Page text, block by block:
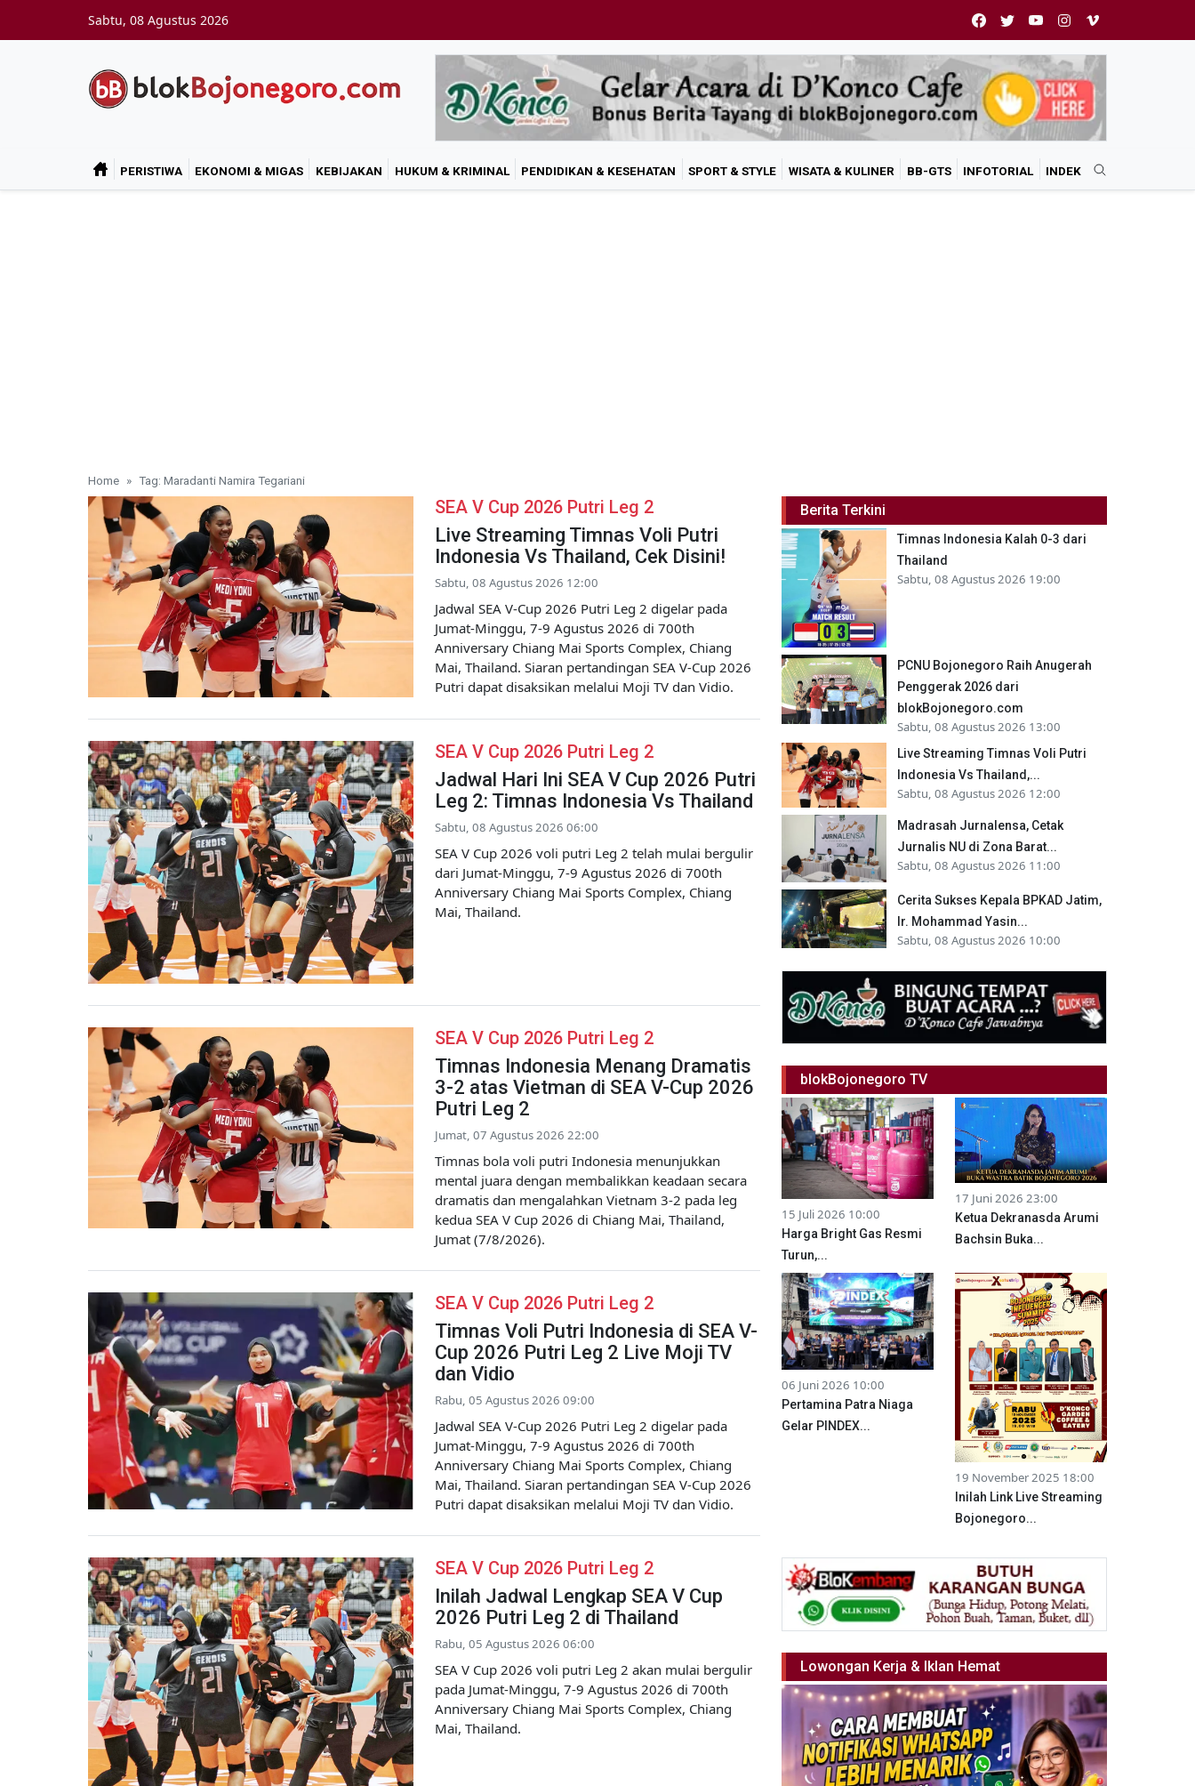
Sabtu, 08 Agustus 2026
PERISTIWA EKONOMI & MIGAS KEBIJAKAN HUKUM & KRIMINAL PENDIDIKAN & KESEHATAN SPORT & STYLE WISATA & KULINER BB-GTS INFOTORIAL INDEK
Home Tag: Maradanti Namira Tegariani
SEA V Cup 2026 Putri Leg 2
Live Streaming Timnas Voli Putri
Indonesia Vs Thailand, Cek Disini!
Sabtu, 08 Agustus 2026 12:00
Jadwal SEA V-Cup 2026 Putri Leg 2 digelar pada
Jumat-Minggu, 7-9 Agustus 2026 di 700th
Anniversary Chiang Mai Sports Complex, Chiang
Mai, Thailand. Siaran pertandingan SEA V-Cup 2026
Putri dapat disaksikan melalui Moji TV dan Vidio.
SEA V Cup 2026 Putri Leg 2
Jadwal Hari Ini SEA V Cup 2026 Putri
Leg 2: Timnas Indonesia Vs Thailand
Sabtu, 08 Agustus 2026 06:00
SEA V Cup 2026 voli putri Leg 2 telah mulai bergulir
dari Jumat-Minggu, 7-9 Agustus 2026 di 700th
Anniversary Chiang Mai Sports Complex, Chiang
Mai, Thailand.
SEA V Cup 2026 Putri Leg 2
Timnas Indonesia Menang Dramatis
3-2 atas Vietman di SEA V-Cup 2026
Putri Leg 2
Jumat, 07 Agustus 2026 22:00
Timnas bola voli putri Indonesia menunjukkan
mental juara dengan membalikkan keadaan secara
dramatis dan mengalahkan Vietnam 3-2 pada leg
kedua SEA V Cup 2026 di Chiang Mai, Thailand,
Jumat (7/8/2026).
SEA V Cup 2026 Putri Leg 2
Timnas Voli Putri Indonesia di SEA V-
Cup 2026 Putri Leg 2 Live Moji TV
dan Vidio
Rabu, 05 Agustus 2026 09:00
Jadwal SEA V-Cup 2026 Putri Leg 2 digelar pada
Jumat-Minggu, 7-9 Agustus 2026 di 700th
Anniversary Chiang Mai Sports Complex, Chiang
Mai, Thailand. Siaran pertandingan SEA V-Cup 2026
Putri dapat disaksikan melalui Moji TV dan Vidio.
SEA V Cup 2026 Putri Leg 2
Inilah Jadwal Lengkap SEA V Cup
2026 Putri Leg 2 di Thailand
Rabu, 05 Agustus 2026 06:00
SEA V Cup 2026 voli putri Leg 2 akan mulai bergulir
pada Jumat-Minggu, 7-9 Agustus 2026 di 700th
Anniversary Chiang Mai Sports Complex, Chiang
Mai, Thailand.
Berita Terkini
Timnas Indonesia Kalah 0-3 dari
Thailand
Sabtu, 08 Agustus 2026 19:00
PCNU Bojonegoro Raih Anugerah
Penggerak 2026 dari
blokBojonegoro.com
Sabtu, 08 Agustus 2026 13:00
Live Streaming Timnas Voli Putri
Indonesia Vs Thailand,...
Sabtu, 08 Agustus 2026 12:00
Madrasah Jurnalensa, Cetak
Jurnalis NU di Zona Barat...
Sabtu, 08 Agustus 2026 11:00
Cerita Sukses Kepala BPKAD Jatim,
Ir. Mohammad Yasin...
Sabtu, 08 Agustus 2026 10:00
blokBojonegoro TV
15 Juli 2026 10:00
Harga Bright Gas Resmi
Turun,...
17 Juni 2026 23:00
Ketua Dekranasda Arumi
Bachsin Buka...
06 Juni 2026 10:00
Pertamina Patra Niaga
Gelar PINDEX...
19 November 2025 18:00
Inilah Link Live Streaming
Bojonegoro...
Lowongan Kerja & Iklan Hemat